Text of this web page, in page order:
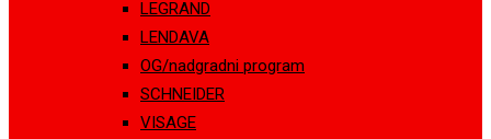
LEGRAND
LENDAVA
OG/nadgradni program
SCHNEIDER
VISAGE